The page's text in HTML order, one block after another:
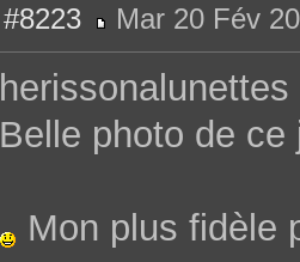
#8223
e
s
a
Mar 20 Fév
herissonalunettes
Belle photo de
Mon plus fidèle